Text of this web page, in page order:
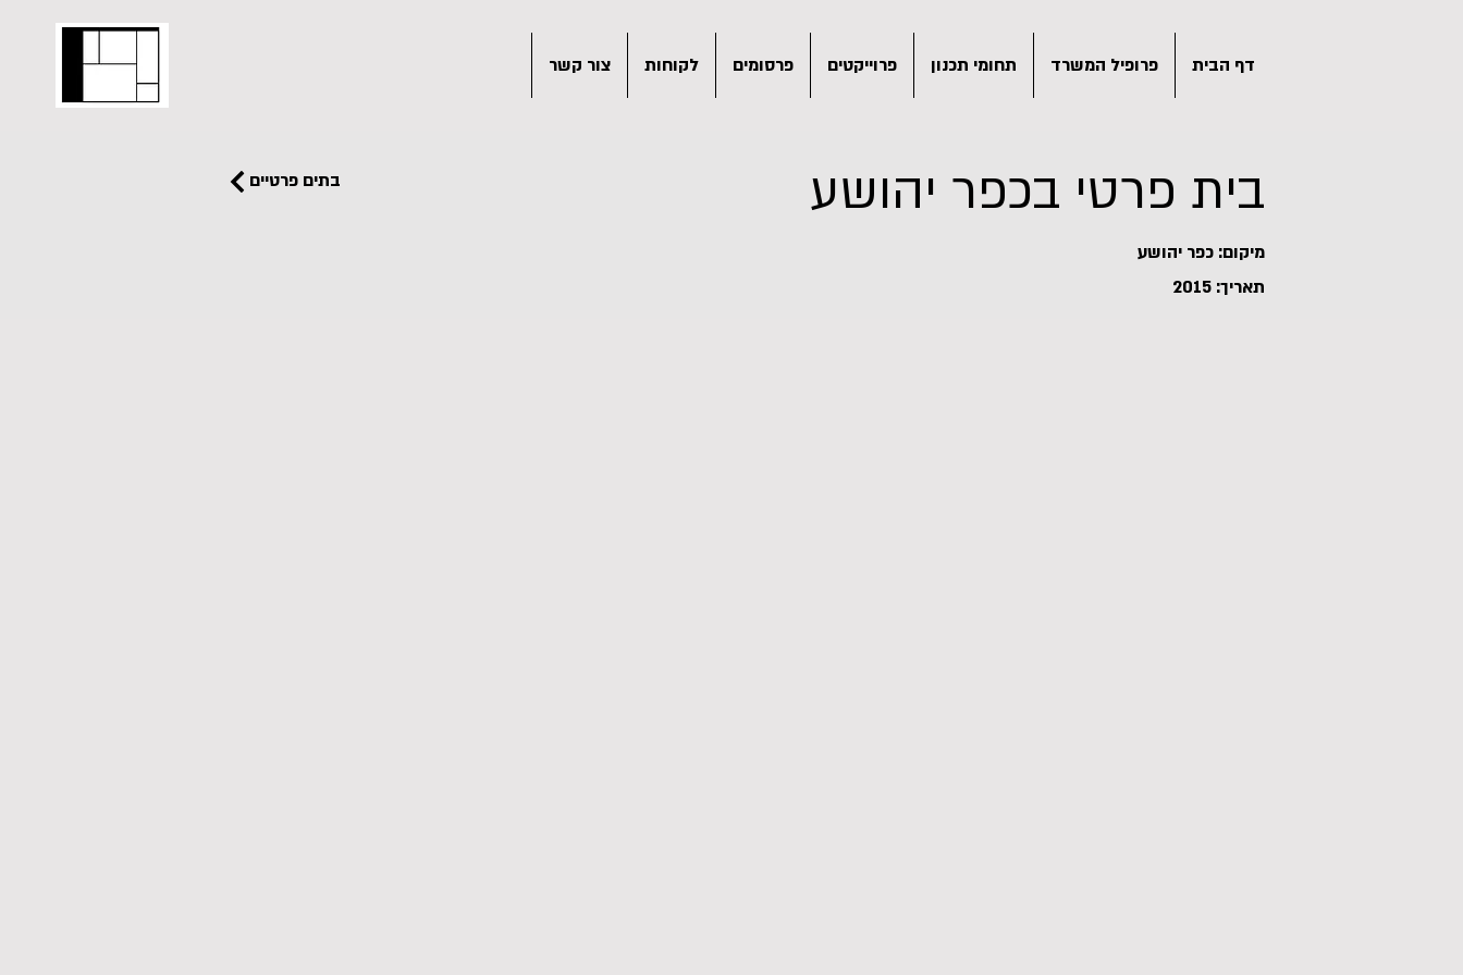
דף הבית פרופיל המשרד תחומי תכנון פרוייקטים פרסומים לקוחות צור קשר
בתים פרטיים בית פרטי בכפר יהושע
מיקום: כפר יהושע
תאריך: 2015